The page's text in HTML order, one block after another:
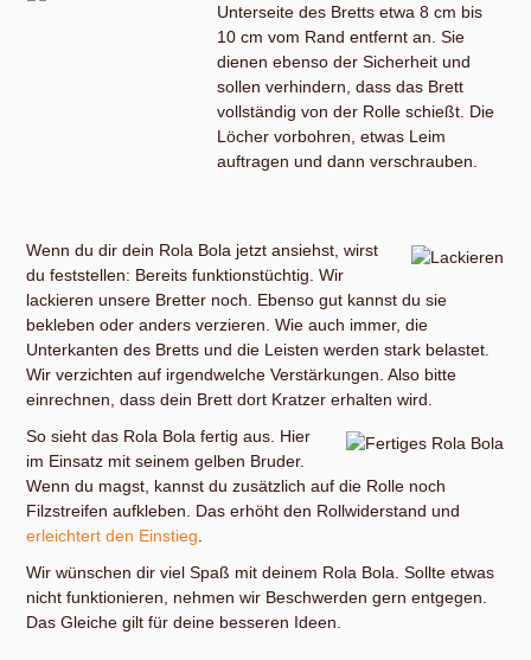
Unterseite des Bretts etwa 8 cm bis
10 cm vom Rand entfernt an. Sie
dienen ebenso der Sicherheit und
sollen verhindern, dass das Brett
vollständig von der Rolle schießt. Die
Löcher vorbohren, etwas Leim
auftragen und dann verschrauben.
Wenn du dir dein Rola Bola jetzt ansiehst, wirst
du feststellen: Bereits funktionstüchtig. Wir
lackieren unsere Bretter noch. Ebenso gut kannst du sie
bekleben oder anders verzieren. Wie auch immer, die
Unterkanten des Bretts und die Leisten werden stark belastet.
Wir verzichten auf irgendwelche Verstärkungen. Also bitte
einrechnen, dass dein Brett dort Kratzer erhalten wird.
So sieht das Rola Bola fertig aus. Hier
im Einsatz mit seinem gelben Bruder.
Wenn du magst, kannst du zusätzlich auf die Rolle noch
Filzstreifen aufkleben. Das erhöht den Rollwiderstand und
erleichtert den Einstieg
Wir wünschen dir viel Spaß mit deinem Rola Bola. Sollte etwas
nicht funktionieren, nehmen wir Beschwerden gern entgegen.
Das Gleiche gilt für deine besseren Ideen.